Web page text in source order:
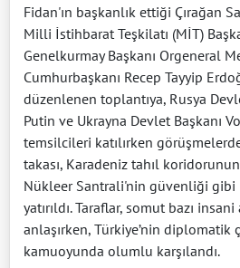
Fidan'ın başkanlık ettiği Çırağan
Milli İstihbarat Teşkilatı (MİT)
Genelkurmay Başkanı Orgeneral
Cumhurbaşkanı Recep Tayyip
düzenlenen toplantıya, Rusya
Putin ve Ukrayna Devlet Başkanı
temsilcileri katılırken
takası, Karadeniz tahıl
Nükleer Santrali'nin güvenliği gibi
yatırıldı. Taraflar, somut bazı
anlaşırken, Türkiye’nin diplomatik
kamuoyunda olumlu karşılandı.